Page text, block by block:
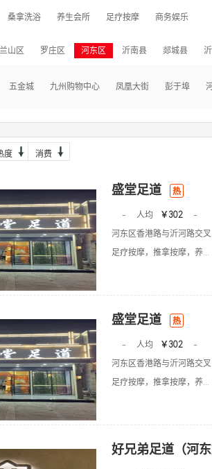
桑拿洗浴 养生会所 足疗按摩 商务娱乐
兰山区 罗庄区 河东区 沂南县 郯城县
五金城 九州购物中心 凤凰大街 彭于埠
度 消费
盛堂足道 热
- 人均 ￥302
-
河东区香港路与沂河路交
足疗按摩，推拿按摩，养...
盛堂足道 热
- 人均 ￥302
-
河东区香港路与沂河路交
足疗按摩，推拿按摩，养...
好兄弟足道（河